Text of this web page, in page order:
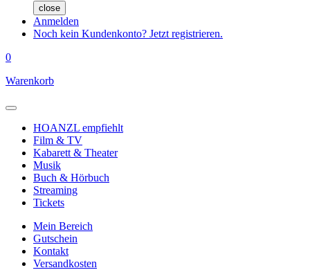
close
Anmelden
Noch kein Kundenkonto? Jetzt registrieren.
0
Warenkorb
HOANZL empfiehlt
Film & TV
Kabarett & Theater
Musik
Buch & Hörbuch
Streaming
Tickets
Mein Bereich
Gutschein
Kontakt
Versandkosten